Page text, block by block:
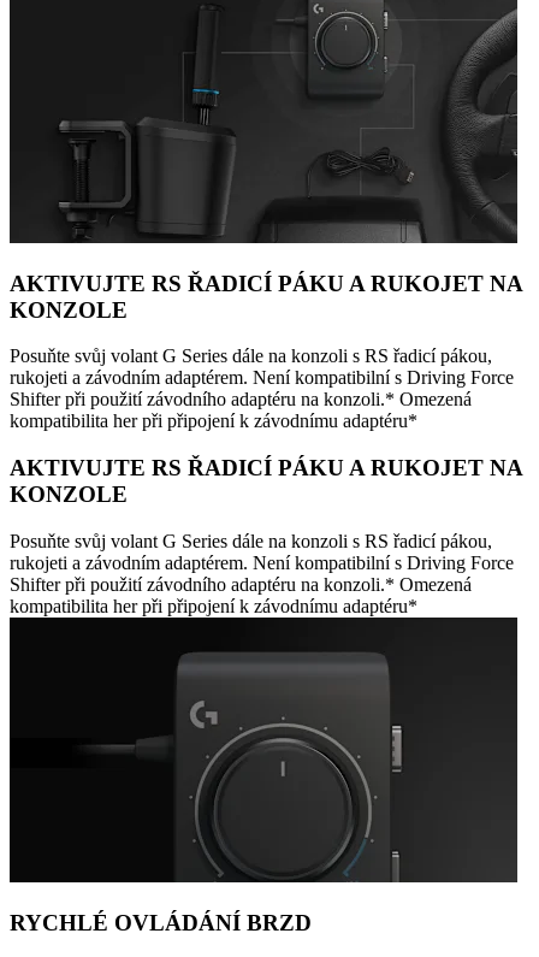
AKTIVUJTE RS ŘADICÍ PÁKU A RUKOJET NA
KONZOLE
Posuňte svůj volant G Series dále na konzoli s RS řadicí pákou,
rukojeti a závodním adaptérem. Není kompatibilní s Driving Force
Shifter při použití závodního adaptéru na konzoli.* Omezená
kompatibilita her při připojení k závodnímu adaptéru*
AKTIVUJTE RS ŘADICÍ PÁKU A RUKOJET NA
KONZOLE
Posuňte svůj volant G Series dále na konzoli s RS řadicí pákou,
rukojeti a závodním adaptérem. Není kompatibilní s Driving Force
Shifter při použití závodního adaptéru na konzoli.* Omezená
kompatibilita her při připojení k závodnímu adaptéru*
RYCHLÉ OVLÁDÁNÍ BRZD